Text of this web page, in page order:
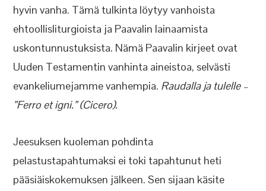
hyvin vanha. Tämä tulkinta löytyy vanhoista
ehtoollisliturgioista ja Paavalin lainaamista
uskontunnustuksista. Nämä Paavalin kirjeet ovat
Uuden Testamentin vanhinta aineistoa, selvästi
evankeliumejamme vanhempia. Raudalla ja tulelle –
”Ferro et igni.” (Cicero).
Jeesuksen kuoleman pohdinta
pelastustapahtumaksi ei toki tapahtunut heti
pääsiäiskokemuksen jälkeen. Sen sijaan käsite